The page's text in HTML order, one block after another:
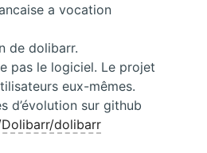
a vocation
de dolibarr.
pas le logiciel. Le projet
eux-mêmes.
d’évolution sur github
dolibarr